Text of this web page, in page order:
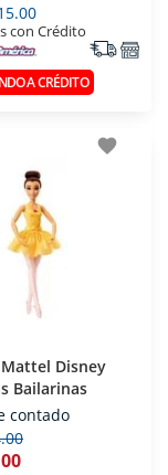
con Crédito
A CRÉDITO
favorite
Disney
Bailarinas
contado